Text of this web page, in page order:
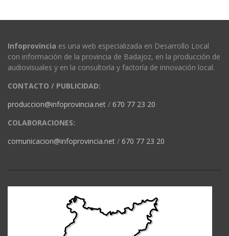
Infoprovincia es una web especializada en Desarrollo Local
con información de la provincia de Badajoz, en la producción de
audiovisuales y en la consultoría y factoría de innovación local.
CONTACTO / PUBLICIDAD:
produccion@infoprovincia.net / 670 77 23 20
COLABORACIONES:
comunicacion@infoprovincia.net / 670 77 23 20